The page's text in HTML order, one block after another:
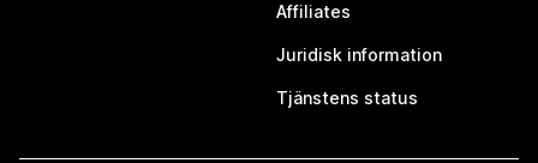
Affiliates
Juridisk information
Tjänstens status